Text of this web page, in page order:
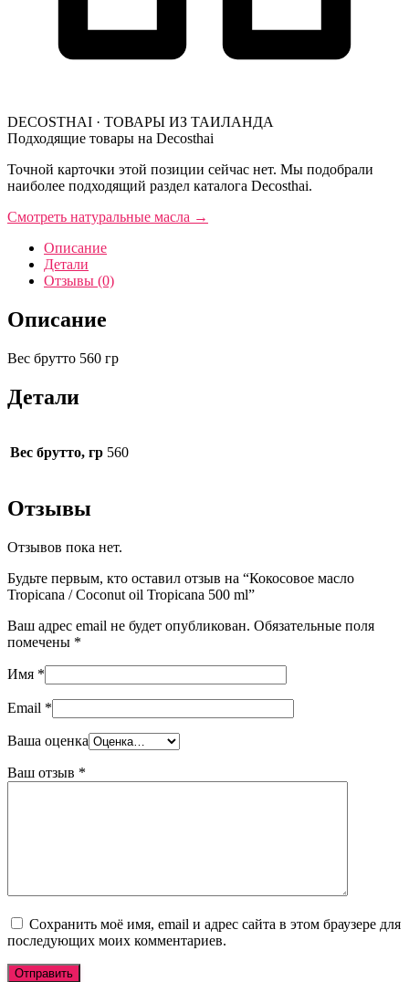
DECOSTHAI · ТОВАРЫ ИЗ ТАИЛАНДА
Подходящие товары на Decosthai
Точной карточки этой позиции сейчас нет. Мы подобрали
наиболее подходящий раздел каталога Decosthai.
Смотреть натуральные масла →
Описание
Детали
Отзывы (0)
Описание
Вес брутто 560 гр
Детали
Вес брутто, гр 560
Отзывы
Отзывов пока нет.
Будьте первым, кто оставил отзыв на “Кокосовое масло
Tropicana / Coconut oil Tropicana 500 ml”
Ваш адрес email не будет опубликован. Обязательные поля
помечены *
Имя *
Email *
Ваша оценка
Ваш отзыв *
Сохранить моё имя, email и адрес сайта в этом браузере для
последующих моих комментариев.